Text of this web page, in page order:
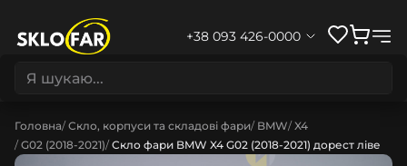
+38 093 426-0000
Головна Скло, корпуси та складові фари BMW X4
G02 (2018-2021) Скло фари BMW X4 G02 (2018-2021) дорест ліве